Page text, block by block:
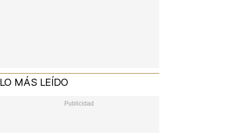
LO MÁS LEÍDO